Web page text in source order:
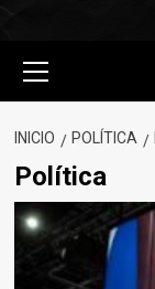
primario
INICIO POLÍTICA
Política